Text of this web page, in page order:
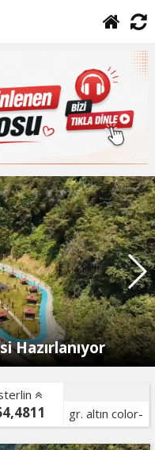
Hazırlanıyor
gr. altın color-